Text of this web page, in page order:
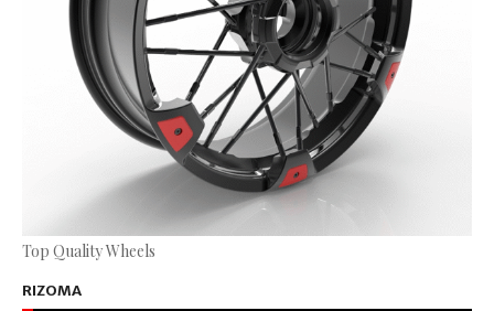
Top Quality Wheels
RIZOMA